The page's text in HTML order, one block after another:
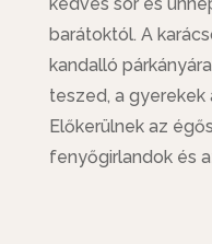
barátoktól. A
kandalló
teszed, a gyerekek
Előkerülnek az
fenyőgirlandok és